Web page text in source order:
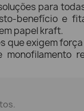
para
benefício e
papel kraft.
que exigem